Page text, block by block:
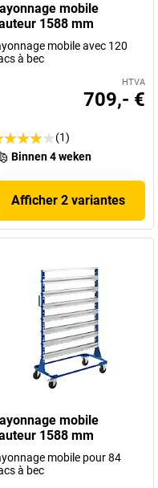
mobile
1588 mm
mobile avec 120
à bec
HTVA
709,- €
(1)
Binnen 4 weken
Afficher 2 variantes
mobile
1588 mm
mobile pour 84
à bec